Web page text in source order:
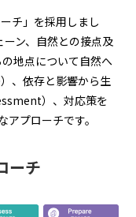
チ」を採用しまし
ン、自然との接点及
地点について自然へ
、依存と影響から生
）、対応策を
プローチです。
ーチ